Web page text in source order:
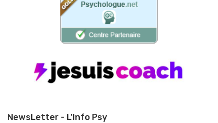
NewsLetter - L'Info Psy